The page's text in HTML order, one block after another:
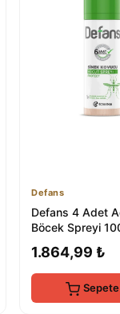
Defans
Defans 4 Adet
Böcek Spreyi
Pire ve Böcek
1.864,99 ₺